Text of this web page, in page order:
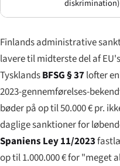
diskrimination)
Finlands administrative
lavere til midterste del af
TysklandsBFSG § 37lofter
2023-gennemførelses-
bøder på op til 50.000 € pr.
daglige sanktioner for
Spaniens Ley 11/2023
op til 1.000.000 € for